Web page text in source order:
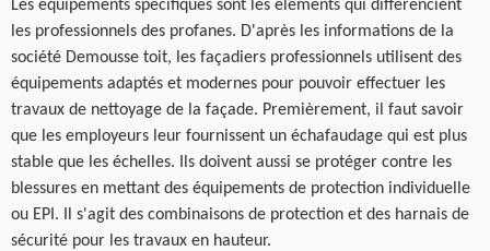
Les équipements spécifiques sont les éléments qui différencient
les professionnels des profanes. D'après les informations de la
société Demousse toit, les façadiers professionnels utilisent des
équipements adaptés et modernes pour pouvoir effectuer les
travaux de nettoyage de la façade. Premièrement, il faut savoir
que les employeurs leur fournissent un échafaudage qui est plus
stable que les échelles. Ils doivent aussi se protéger contre les
blessures en mettant des équipements de protection individuelle
ou EPI. Il s'agit des combinaisons de protection et des harnais de
sécurité pour les travaux en hauteur.